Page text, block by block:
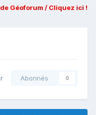
Géoforum / Cliquez ici !
Abonnés 0